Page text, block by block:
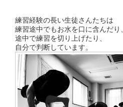
練習経験の長い生徒さんたちは
練習途中でもお水を口に含んだり、
途中で練習を切り上げたり、
自分で判断しています。